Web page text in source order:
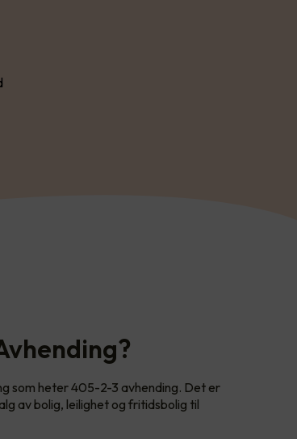
som heter 405-2-3 avhending. Det er
av bolig, leilighet og fritidsbolig til